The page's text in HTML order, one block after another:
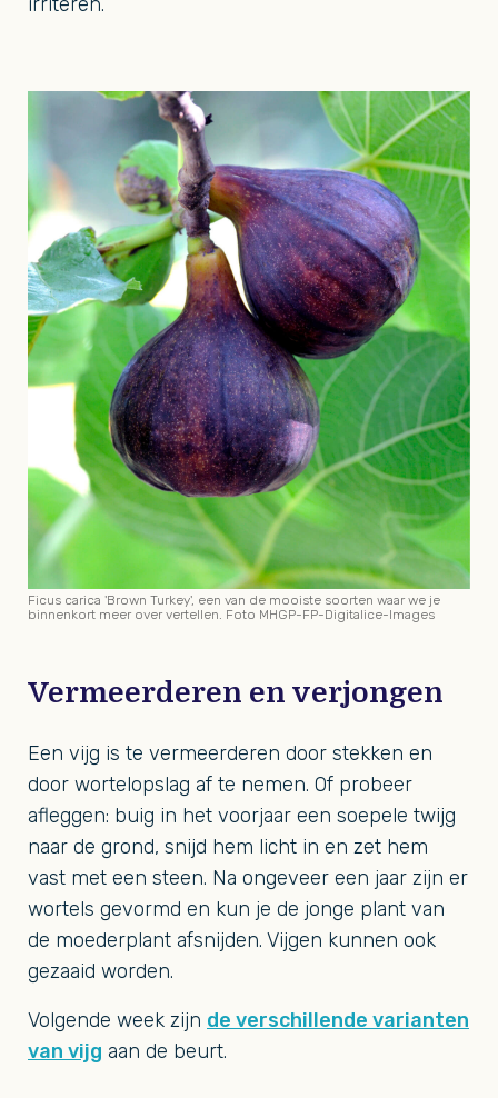
Vermeerderen en verjongen
Een vijg is te vermeerderen door stekken en
door wortelopslag af te nemen. Of probeer
afleggen: buig in het voorjaar een soepele twijg
naar de grond, snijd hem licht in en zet hem
vast met een steen. Na ongeveer een jaar zijn er
wortels gevormd en kun je de jonge plant van
de moederplant afsnijden. Vijgen kunnen ook
gezaaid worden.
Volgende week zijn de verschillende varianten
van vijg aan de beurt.
Ficus carica 'Brown Turkey', een van de mooiste soorten waar we je
binnenkort meer over vertellen. Foto MHGP-FP-Digitalice-Images